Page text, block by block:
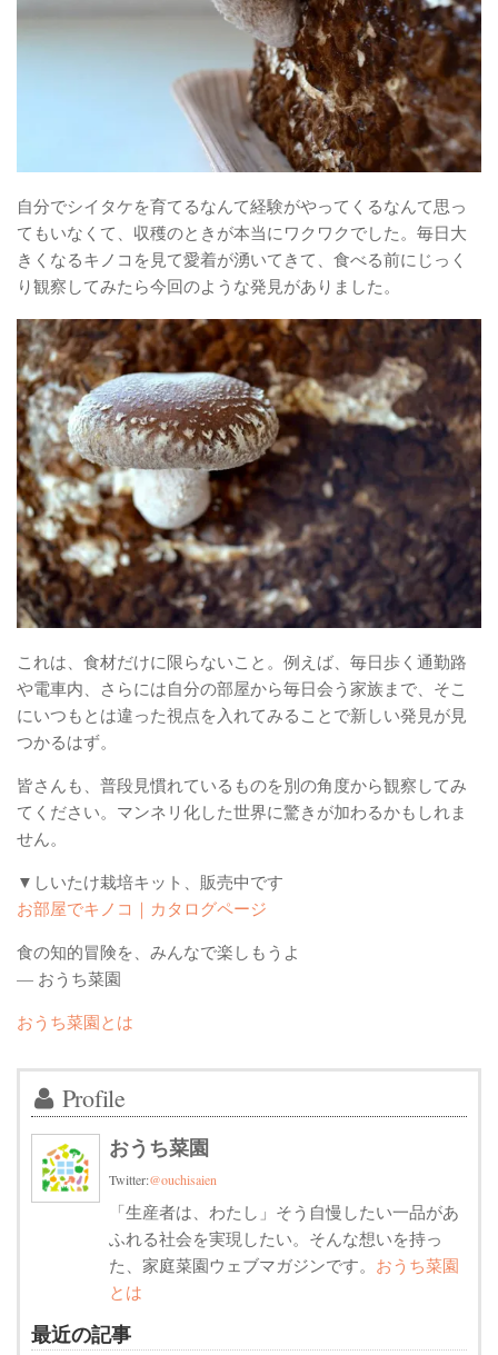
自分でシイタケを育てるなんて経験がやってくるなんて思っ
てもいなくて、収穫のときが本当にワクワクでした。毎日大
きくなるキノコを見て愛着が湧いてきて、食べる前にじっく
り観察してみたら今回のような発見がありました。
これは、食材だけに限らないこと。例えば、毎日歩く通勤路
や電車内、さらには自分の部屋から毎日会う家族まで、そこ
にいつもとは違った視点を入れてみることで新しい発見が見
つかるはず。
皆さんも、普段見慣れているものを別の角度から観察してみ
てください。マンネリ化した世界に驚きが加わるかもしれま
せん。
▼しいたけ栽培キット、販売中です
お部屋でキノコ｜カタログページ
食の知的冒険を、みんなで楽しもうよ
— おうち菜園
おうち菜園とは
Profile
おうち菜園
Twitter:@ouchisaien
「生産者は、わたし」そう自慢したい一品があ
ふれる社会を実現したい。そんな想いを持っ
た、家庭菜園ウェブマガジンです。 おうち菜園
とは
最近の記事